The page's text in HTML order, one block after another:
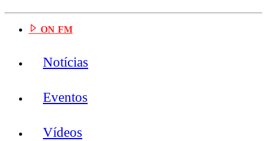
ON FM
Notícias
Eventos
Vídeos